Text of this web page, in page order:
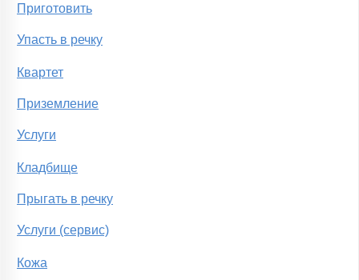
Приготовить
Упасть в речку
Квартет
Приземление
Услуги
Кладбище
Прыгать в речку
Услуги (сервис)
Кожа